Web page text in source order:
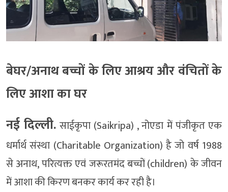
बेघर/अनाथ बच्चों के लिए आश्रय और वंचितों के
लिए आशा का घर
नई दिल्ली. साईकृपा (Saikripa) , नोएडा में पंजीकृत एक
धर्मार्थ संस्था (Charitable Organization) है जो वर्ष 1988
से अनाथ, परित्यक्त एवं जरूरतमंद बच्चों (children) के जीवन
में आशा की किरण बनकर कार्य कर रही है।